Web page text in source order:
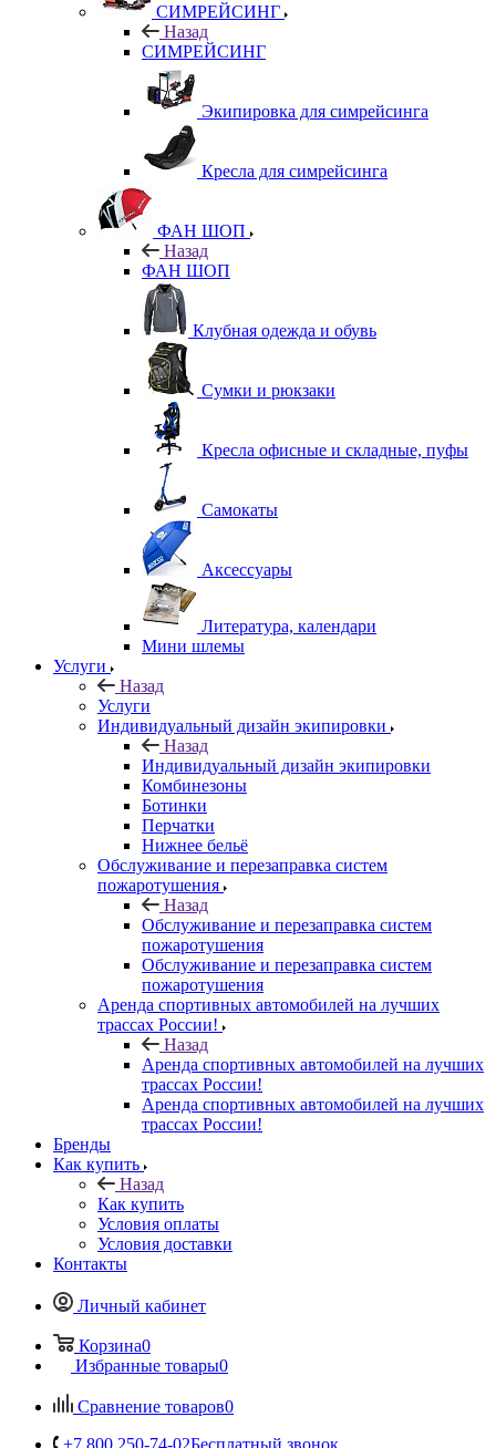
СИМРЕЙСИНГ
Назад
СИМРЕЙСИНГ
Экипировка для симрейсинга
Кресла для симрейсинга
ФАН ШОП
Назад
ФАН ШОП
Клубная одежда и обувь
Сумки и рюкзаки
Кресла офисные и складные, пуфы
Самокаты
Аксессуары
Литература, календари
Мини шлемы
Услуги
Назад
Услуги
Индивидуальный дизайн экипировки
Назад
Индивидуальный дизайн экипировки
Комбинезоны
Ботинки
Перчатки
Нижнее бельё
Обслуживание и перезаправка систем
пожаротушения
Назад
Обслуживание и перезаправка систем
пожаротушения
Обслуживание и перезаправка систем
пожаротушения
Аренда спортивных автомобилей на лучших
трассах России!
Назад
Аренда спортивных автомобилей на лучших
трассах России!
Аренда спортивных автомобилей на лучших
трассах России!
Бренды
Как купить
Назад
Как купить
Условия оплаты
Условия доставки
Контакты
Личный кабинет
Корзина0
Избранные товары0
Сравнение товаров0
+7 800 250-74-02Бесплатный звонок